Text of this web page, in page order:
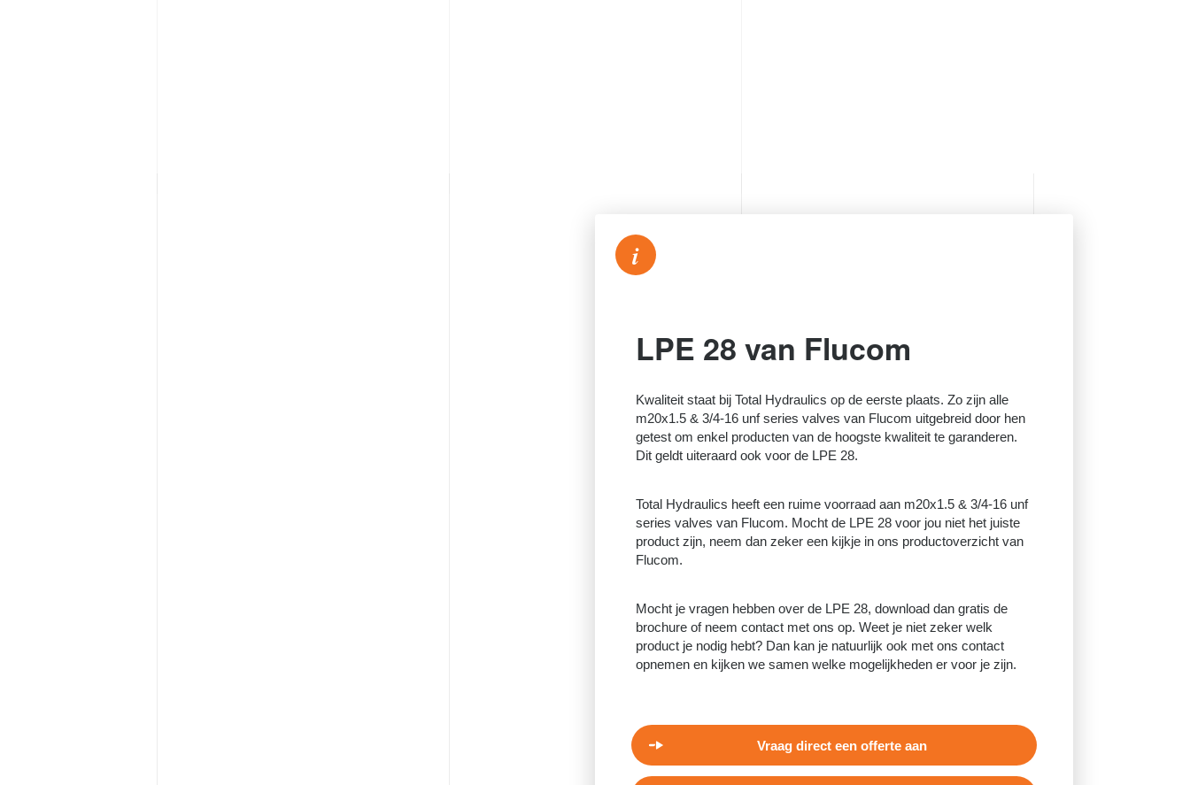
i
LPE 28 van Flucom
Kwaliteit staat bij Total Hydraulics op de eerste plaats. Zo zijn alle
m20x1.5 & 3/4-16 unf series valves van Flucom uitgebreid door hen
getest om enkel producten van de hoogste kwaliteit te garanderen.
Dit geldt uiteraard ook voor de LPE 28.
Total Hydraulics heeft een ruime voorraad aan m20x1.5 & 3/4-16 unf
series valves van Flucom. Mocht de LPE 28 voor jou niet het juiste
product zijn, neem dan zeker een kijkje in ons productoverzicht van
Flucom.
Mocht je vragen hebben over de LPE 28, download dan gratis de
brochure of neem contact met ons op. Weet je niet zeker welk
product je nodig hebt? Dan kan je natuurlijk ook met ons contact
opnemen en kijken we samen welke mogelijkheden er voor je zijn.
Vraag direct een offerte aan